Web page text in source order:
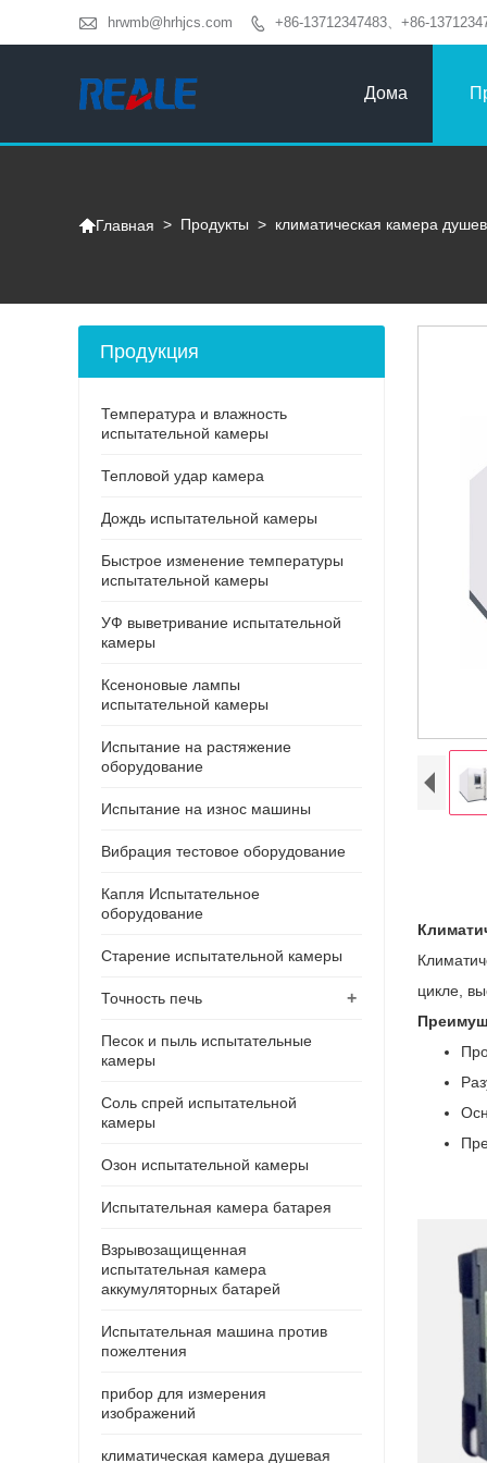
 hrwmb@hrhjcs.com  +86-13712347483、+86-
Дома
Главная > Продукты > климатическая камера
цикле,
Продукция
Температура и влажность
испытательной камеры
Тепловой удар камера
Дождь испытательной камеры
Быстрое изменение температуры
испытательной камеры
УФ выветривание испытательной
камеры
Ксеноновые лампы
испытательной камеры
Испытание на растяжение
оборудование
Испытание на износ машины
Вибрация тестовое оборудование
Капля Испытательное
оборудование
Старение испытательной камеры
+
Точность печь
Песок и пыль испытательные
камеры
Соль спрей испытательной
камеры
Озон испытательной камеры
Испытательная камера батарея
Взрывозащищенная
испытательная камера
аккумуляторных батарей
Испытательная машина против
пожелтения
прибор для измерения
изображений
климатическая камера душевая